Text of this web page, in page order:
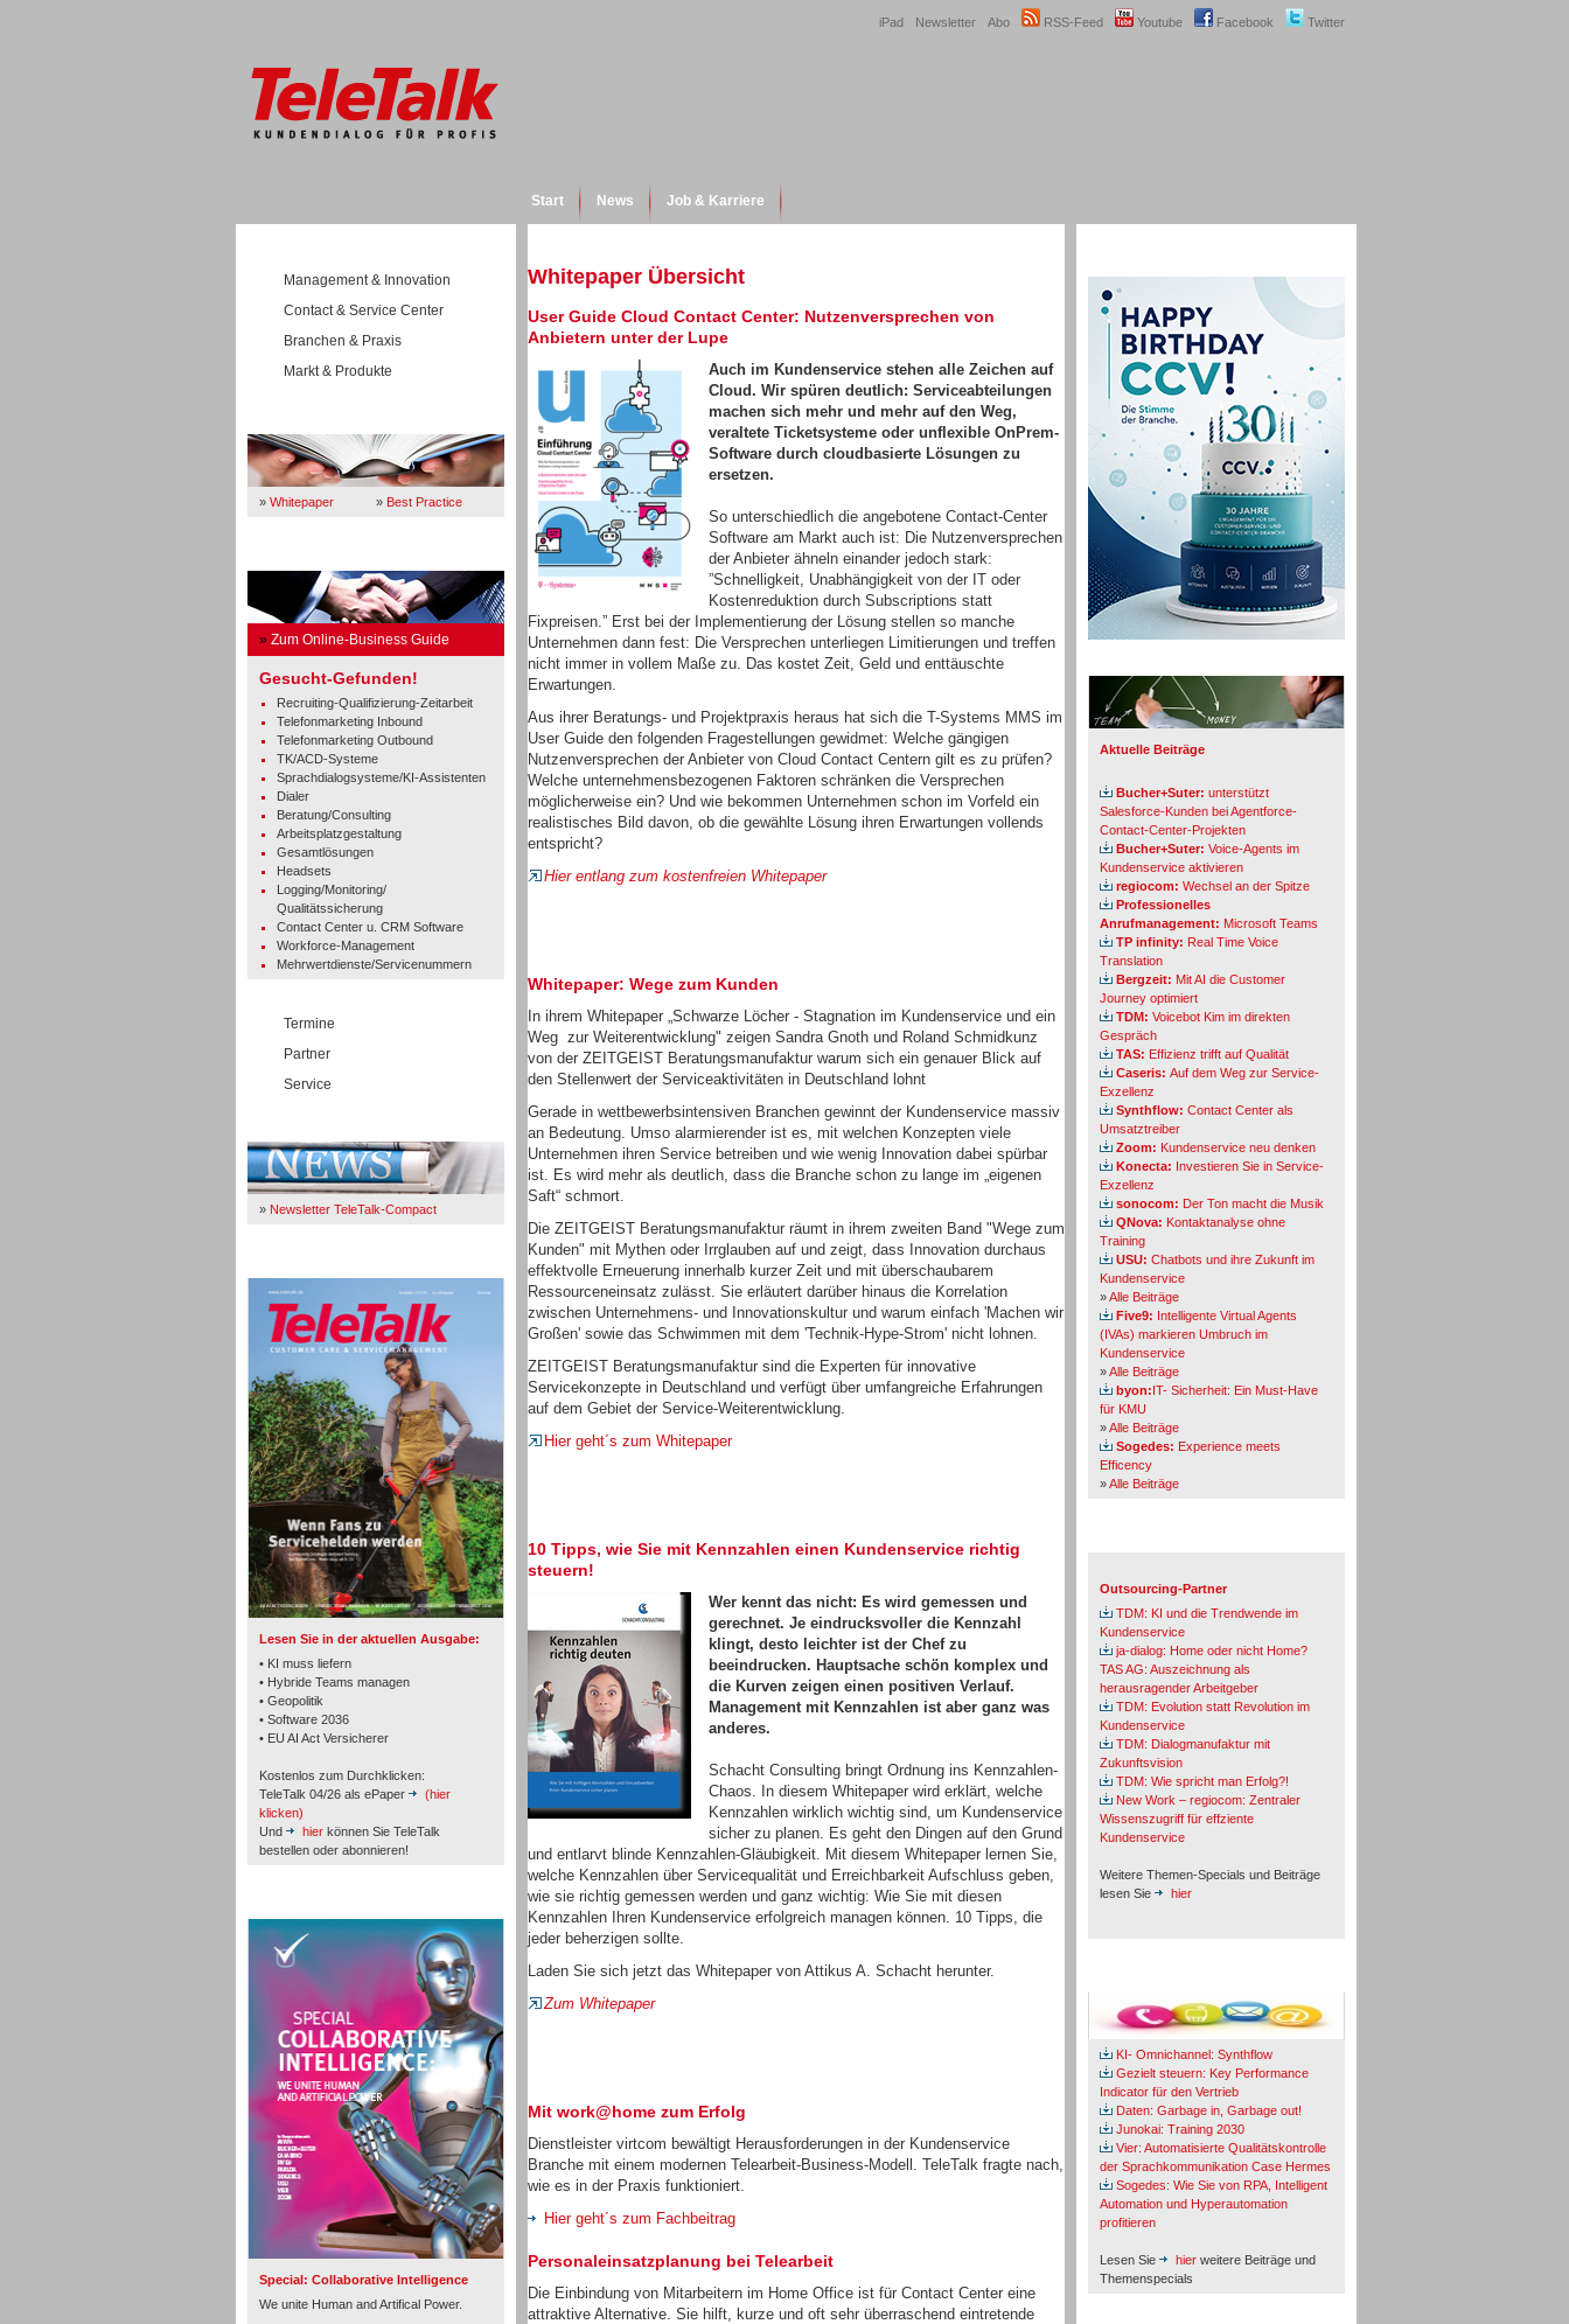
Twitter
Facebook
Youtube
RSS-Feed
Abo
Newsletter
iPad
Start News Job & Karriere
Management & Innovation
Contact & Service Center
Branchen & Praxis
Markt & Produkte
» Whitepaper » Best Practice
» Zum Online-Business Guide
Gesucht-Gefunden!
Recruiting-Qualifizierung-Zeitarbeit
Telefonmarketing Inbound
Telefonmarketing Outbound
TK/ACD-Systeme
Sprachdialogsysteme/KI-Assistenten
Dialer
Beratung/Consulting
Arbeitsplatzgestaltung
Gesamtlösungen
Headsets
Logging/Monitoring/
Qualitätssicherung
Contact Center u. CRM Software
Workforce-Management
Mehrwertdienste/Servicenummern
Termine
Partner
Service
» Newsletter TeleTalk-Compact
Lesen Sie in der aktuellen Ausgabe:
• KI muss liefern
• Hybride Teams managen
• Geopolitik
• Software 2036
• EU AI Act Versicherer
Kostenlos zum Durchklicken:
TeleTalk 04/26 als ePaper
(hier
klicken)
Und
hier können Sie TeleTalk
bestellen oder abonnieren!
Special: Collaborative Intelligence
We unite Human and Artifical Power.
TK- und ACD-Systeme
Workforce-Management
Personal
Inbound
Whitepaper Übersicht
User Guide Cloud Contact Center: Nutzenversprechen von
Anbietern unter der Lupe
Auch im Kundenservice stehen alle Zeichen auf
Cloud. Wir spüren deutlich: Serviceabteilungen
machen sich mehr und mehr auf den Weg,
veraltete Ticketsysteme oder unflexible OnPrem-
Software durch cloudbasierte Lösungen zu
ersetzen.
So unterschiedlich die angebotene Contact-Center
Software am Markt auch ist: Die Nutzenversprechen
der Anbieter ähneln einander jedoch stark:
”Schnelligkeit, Unabhängigkeit von der IT oder
Kostenreduktion durch Subscriptions statt
Fixpreisen.” Erst bei der Implementierung der Lösung stellen so manche
Unternehmen dann fest: Die Versprechen unterliegen Limitierungen und treffen
nicht immer in vollem Maße zu. Das kostet Zeit, Geld und enttäuschte
Erwartungen.
Aus ihrer Beratungs- und Projektpraxis heraus hat sich die T-Systems MMS im
User Guide den folgenden Fragestellungen gewidmet: Welche gängigen
Nutzenversprechen der Anbieter von Cloud Contact Centern gilt es zu prüfen?
Welche unternehmensbezogenen Faktoren schränken die Versprechen
möglicherweise ein? Und wie bekommen Unternehmen schon im Vorfeld ein
realistisches Bild davon, ob die gewählte Lösung ihren Erwartungen vollends
entspricht?
Hier entlang zum kostenfreien Whitepaper
Whitepaper: Wege zum Kunden
In ihrem Whitepaper „Schwarze Löcher - Stagnation im Kundenservice und ein
Weg zur Weiterentwicklung" zeigen Sandra Gnoth und Roland Schmidkunz
von der ZEITGEIST Beratungsmanufaktur warum sich ein genauer Blick auf
den Stellenwert der Serviceaktivitäten in Deutschland lohnt
Gerade in wettbewerbsintensiven Branchen gewinnt der Kundenservice massiv
an Bedeutung. Umso alarmierender ist es, mit welchen Konzepten viele
Unternehmen ihren Service betreiben und wie wenig Innovation dabei spürbar
ist. Es wird mehr als deutlich, dass die Branche schon zu lange im „eigenen
Saft“ schmort.
Die ZEITGEIST Beratungsmanufaktur räumt in ihrem zweiten Band "Wege zum
Kunden" mit Mythen oder Irrglauben auf und zeigt, dass Innovation durchaus
effektvolle Erneuerung innerhalb kurzer Zeit und mit überschaubarem
Ressourceneinsatz zulässt. Sie erläutert darüber hinaus die Korrelation
zwischen Unternehmens- und Innovationskultur und warum einfach 'Machen wir
Großen' sowie das Schwimmen mit dem 'Technik-Hype-Strom' nicht lohnen.
ZEITGEIST Beratungsmanufaktur sind die Experten für innovative
Servicekonzepte in Deutschland und verfügt über umfangreiche Erfahrungen
auf dem Gebiet der Service-Weiterentwicklung.
Hier geht´s zum Whitepaper
10 Tipps, wie Sie mit Kennzahlen einen Kundenservice richtig
steuern!
Wer kennt das nicht: Es wird gemessen und
gerechnet. Je eindrucksvoller die Kennzahl
klingt, desto leichter ist der Chef zu
beeindrucken. Hauptsache schön komplex und
die Kurven zeigen einen positiven Verlauf.
Management mit Kennzahlen ist aber ganz was
anderes.
Schacht Consulting bringt Ordnung ins Kennzahlen-
Chaos. In diesem Whitepaper wird erklärt, welche
Kennzahlen wirklich wichtig sind, um Kundenservice
sicher zu planen. Es geht den Dingen auf den Grund
und entlarvt blinde Kennzahlen-Gläubigkeit. Mit diesem Whitepaper lernen Sie,
welche Kennzahlen über Servicequalität und Erreichbarkeit Aufschluss geben,
wie sie richtig gemessen werden und ganz wichtig: Wie Sie mit diesen
Kennzahlen Ihren Kundenservice erfolgreich managen können. 10 Tipps, die
jeder beherzigen sollte.
Laden Sie sich jetzt das Whitepaper von Attikus A. Schacht herunter.
Zum Whitepaper
Mit work@home zum Erfolg
Dienstleister virtcom bewältigt Herausforderungen in der Kundenservice
Branche mit einem modernen Telearbeit-Business-Modell. TeleTalk fragte nach,
wie es in der Praxis funktioniert.
Hier geht´s zum Fachbeitrag
Personaleinsatzplanung bei Telearbeit
Die Einbindung von Mitarbeitern im Home Office ist für Contact Center eine
attraktive Alternative. Sie hilft, kurze und oft sehr überraschend eintretende
Aktuelle Beiträge
Bucher+Suter: unterstützt
Salesforce-Kunden bei Agentforce-
Contact-Center-Projekten
Bucher+Suter: Voice-Agents im
Kundenservice aktivieren
regiocom: Wechsel an der Spitze
Professionelles
Anrufmanagement: Microsoft Teams
TP infinity: Real Time Voice
Translation
Bergzeit: Mit AI die Customer
Journey optimiert
TDM: Voicebot Kim im direkten
Gespräch
TAS: Effizienz trifft auf Qualität
Caseris: Auf dem Weg zur Service-
Exzellenz
Synthflow: Contact Center als
Umsatztreiber
Zoom: Kundenservice neu denken
Konecta: Investieren Sie in Service-
Exzellenz
sonocom: Der Ton macht die Musik
QNova: Kontaktanalyse ohne
Training
USU: Chatbots und ihre Zukunft im
Kundenservice
»Alle Beiträge
Five9: Intelligente Virtual Agents
(IVAs) markieren Umbruch im
Kundenservice
»Alle Beiträge
byon:IT- Sicherheit: Ein Must-Have
für KMU
»Alle Beiträge
Sogedes: Experience meets
Efficency
»Alle Beiträge
Outsourcing-Partner
TDM: KI und die Trendwende im
Kundenservice
ja-dialog: Home oder nicht Home?
TAS AG: Auszeichnung als
herausragender Arbeitgeber
TDM: Evolution statt Revolution im
Kundenservice
TDM: Dialogmanufaktur mit
Zukunftsvision
TDM: Wie spricht man Erfolg?!
New Work – regiocom: Zentraler
Wissenszugriff für effziente
Kundenservice
Weitere Themen-Specials und Beiträge
lesen Sie
hier
KI- Omnichannel: Synthflow
Gezielt steuern: Key Performance
Indicator für den Vertrieb
Daten: Garbage in, Garbage out!
Junokai: Training 2030
Vier: Automatisierte Qualitätskontrolle
der Sprachkommunikation Case Hermes
Sogedes: Wie Sie von RPA, Intelligent
Automation und Hyperautomation
profitieren
Lesen Sie hier weitere Beiträge und
Themenspecials